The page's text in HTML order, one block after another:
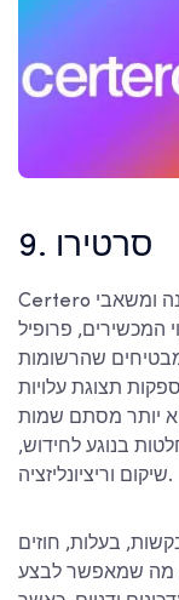
9. סרטירו
Certero בנוי סביב נראות אחידה של חומרה, תוכנה ומשאבי
המכשירים, פרופיל
מבטיחים שהרשומות
תצוגת עלויות
יותר מסתם שמות
בנוגע לחידוש,
שיקום וריציונליזציה.
בעלות, חוזים
מה שמאפשר לבצע